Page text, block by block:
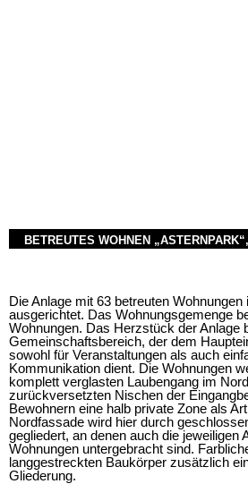
BETREUTES WOHNEN
Die Anlage mit 63 betreuten
ausgerichtet. Das Wohnungsgemenge
Wohnungen. Das Herzstück der Anlage
Gemeinschaftsbereich, der dem
sowohl für Veranstaltungen als auch
Kommunikation dient. Die Wohnungen
komplett verglasten Laubengang im
zurückversetzten Nischen der
Bewohnern eine halb private Zone als Art
Nordfassade wird hier durch
gegliedert, an denen auch die jeweiligen
Wohnungen untergebracht sind.
langgestreckten Baukörper zusätzlich
Gliederung.